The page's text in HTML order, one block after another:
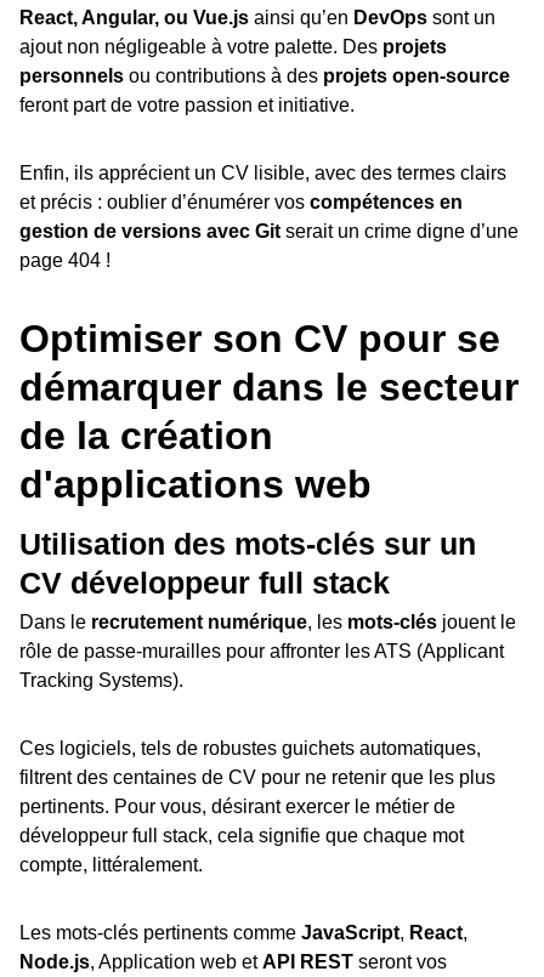
React, Angular, ou Vue.js ainsi qu’en DevOps sont un
ajout non négligeable à votre palette. Des projets
personnels ou contributions à des projets open-source
feront part de votre passion et initiative.
Enfin, ils apprécient un CV lisible, avec des termes clairs
et précis : oublier d’énumérer vos compétences en
gestion de versions avec Git serait un crime digne d’une
page 404 !
Optimiser son CV pour se
démarquer dans le secteur
de la création
d'applications web
Utilisation des mots-clés sur un
CV développeur full stack
Dans le recrutement numérique, les mots-clés jouent le
rôle de passe-murailles pour affronter les ATS (Applicant
Tracking Systems).
Ces logiciels, tels de robustes guichets automatiques,
filtrent des centaines de CV pour ne retenir que les plus
pertinents. Pour vous, désirant exercer le métier de
développeur full stack, cela signifie que chaque mot
compte, littéralement.
Les mots-clés pertinents comme JavaScript, React,
Node.js, Application web etAPI REST seront vos